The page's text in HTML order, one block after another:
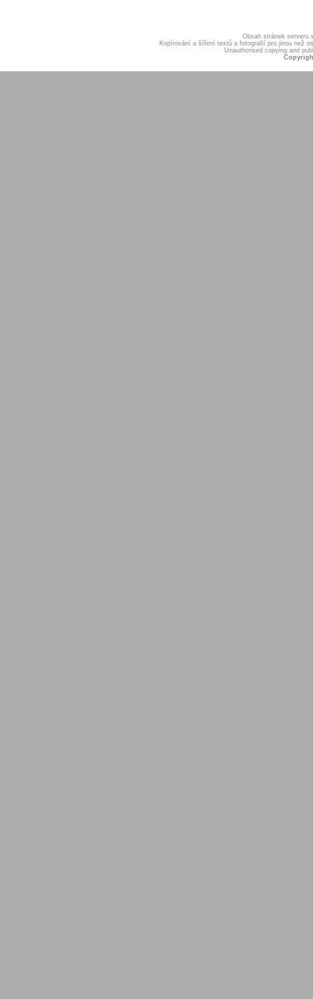
Obsah stránek serveru
Kopírování a šíření textů a fotografií pro jinou než
Unauthorised copying and